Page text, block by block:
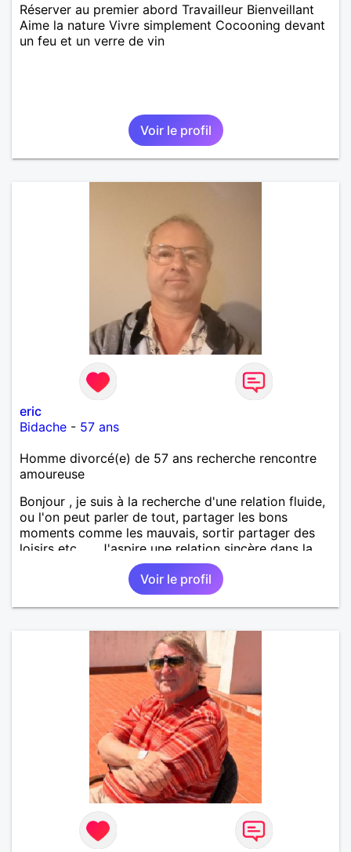
Réserver au premier abord Travailleur Bienveillant
Aime la nature Vivre simplement Cocooning devant
un feu et un verre de vin
Voir le profil
eric
Bidache - 57 ans
Homme divorcé(e) de 57 ans recherche rencontre
amoureuse
Bonjour , je suis à la recherche d'une relation fluide,
ou l'on peut parler de tout, partager les bons
moments comme les mauvais, sortir partager des
loisirs etc.... . J'aspire une relation sincère dans la
Voir le profil